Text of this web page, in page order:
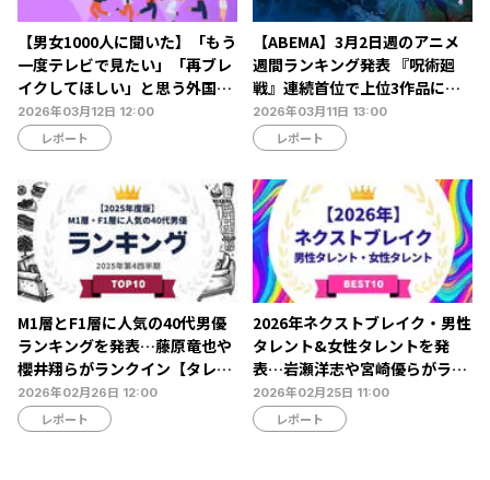
【男女1000人に聞いた】「もう
一度テレビで見たい」「再ブレ
イクしてほしい」と思う外国人
タレントランキング…ボビー・
オロゴンやビビアン・スーらが
ランクイン【NEXER調査】
2026年03月12日 12:00
レポート
【ABEMA】3月2日週のアニメ
週間ランキング発表 『呪術廻
戦』連続首位で上位3作品に変
動なし
2026年03月11日 13:00
レポート
M1層とF1層に人気の40代男優
ランキングを発表…藤原竜也や
櫻井翔らがランクイン【タレン
トパワーランキング】
2026年02月26日 12:00
レポート
2026年ネクストブレイク・男性
タレント&女性タレントを発
表…岩瀬洋志や宮崎優らがラン
クイン【タレントパワーランキ
ング】
2026年02月25日 11:00
レポート